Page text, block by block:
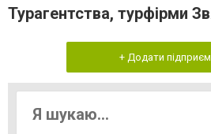
Турагентства, турфірми
+ Додати